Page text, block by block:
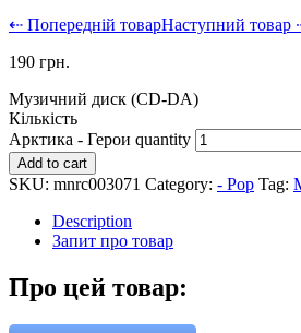
⇠ Попередній товарНаступний товар
190 грн.
Музичний диск (CD-DA)
Кількість
Арктика - Герои quantity
Add to cart
SKU: mnrc003071 Category: - Pop Tag:
Description
Запит про товар
Про цей товар: